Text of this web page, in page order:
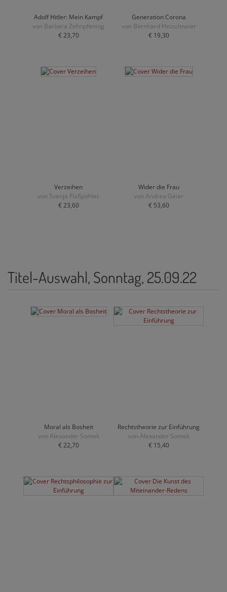
Adolf Hitler: Mein Kampf
von Barbara Zehnpfennig
€ 23,70
Generation Corona
von Bernhard Heinzlmaier
€ 19,30
Verzeihen
von Svenja Flaßpöhler
€ 23,60
Wider die Frau
von Andrea Geier
€ 53,60
Titel-Auswahl, Sonntag, 25.09.22
Moral als Bosheit
von Alexander Somek
€ 22,70
Rechtstheorie zur Einführung
von Alexander Somek
€ 15,40